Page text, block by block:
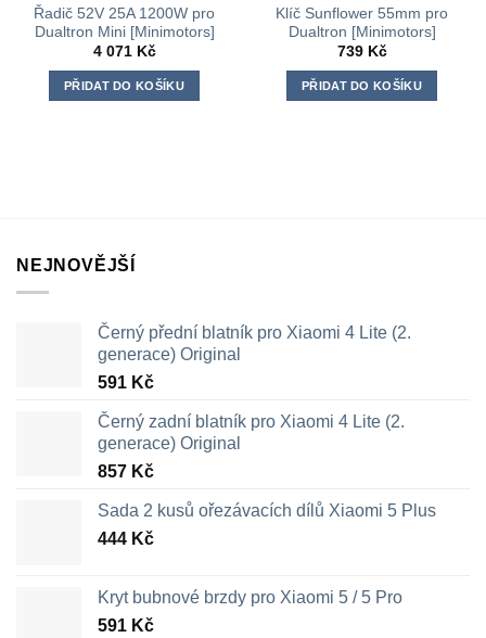
Řadič 52V 25A 1200W pro
Dualtron Mini [Minimotors]
4 071 Kč
PŘIDAT DO KOŠÍKU
Klíč Sunflower 55mm pro
Dualtron [Minimotors]
739 Kč
PŘIDAT DO KOŠÍKU
NEJNOVĚJŠÍ
Černý přední blatník pro Xiaomi 4 Lite (2.
generace) Original
591 Kč
Černý zadní blatník pro Xiaomi 4 Lite (2.
generace) Original
857 Kč
Sada 2 kusů ořezávacích dílů Xiaomi 5 Plus
444 Kč
Kryt bubnové brzdy pro Xiaomi 5 / 5 Pro
591 Kč